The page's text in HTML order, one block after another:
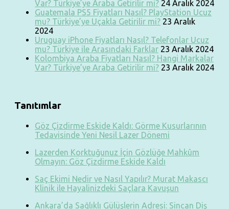
Var? Türkiye’ye Araba Getirilir mi? 24 Aralık 2024
Guatemala PS5 Fiyatları Nasıl? PlayStation Ucuz
mu? Türkiye’ye Uçakla Getirilir mi? 23 Aralık
2024
Uruguay iPhone Fiyatları Nasıl? Telefonlar Ucuz
mu? Türkiye ile Arasındaki Farklar 23 Aralık 2024
Kolombiya Araba Fiyatları Nasıl? Hangi Markalar
Var? Türkiye’ye Araba Getirilir mi? 23 Aralık 2024
Tanıtımlar
Göz Çizdirme Eskide Kaldı: Görme Kusurlarının
Tedavisinde Yeni Nesil Lazer Dönemi
Lazerden Korktuğunuz İçin Gözlüğe Mahkûm
Olmayın: Göz Çizdirme Eskide Kaldı
Saç Ekimi Nedir ve Nasıl Yapılır? Murat Makascı
Klinik ile Hayalinizdeki Saçlara Kavuşun
Ankara’da Sağlıklı Gülüşlerin Adresi: Sincan Diş